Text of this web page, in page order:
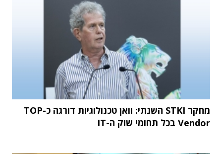
מחקר STKI השנתי: וואן טכנולוגיות דורגה כ-TOP
Vendor בכל תחומי שוק ה-IT